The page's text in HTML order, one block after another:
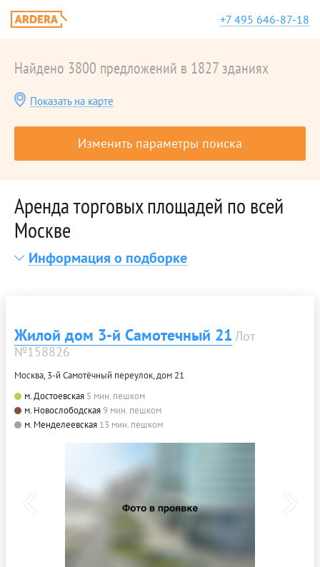
+7 495 646-87-18
Найдено 3800 предложений в 1827 зданиях
Показать на карте
Изменить параметры поиска
Аренда торговых площадей по всей
Москве
Информация о подборке
Жилой дом 3-й Самотечный 21 Лот
№158826
Москва, 3-й Самотёчный переулок, дом 21
м. Достоевская 5 мин. пешком
м. Новослободская9 мин. пешком
м. Менделеевская 13 мин. пешком